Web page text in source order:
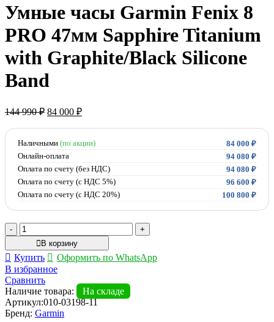
Умные часы Garmin Fenix 8
PRO 47мм Sapphire Titanium
with Graphite/Black Silicone
Band
144 990₽ Первоначальная
составляла
144
990 ₽.
84 000 ₽Текущая
84
000 ₽.
Наличными (по акции) 84 000 ₽
Онлайн-оплата
94 080 ₽
Оплата по счету (без НДС)
94 080 ₽
Оплата по счету (с НДС 5%)
96 600 ₽
Оплата по счету (с НДС 20%)
100 800 ₽
Количество
товара
Умные
часы
Garmin
Fenix
8
PRO
47мм
В корзину
Купить
Оформить по WhatsApp
В избранное
Сравнить
Наличие товара:
На складе
Артикул:010-03198-11
Бренд: Garmin